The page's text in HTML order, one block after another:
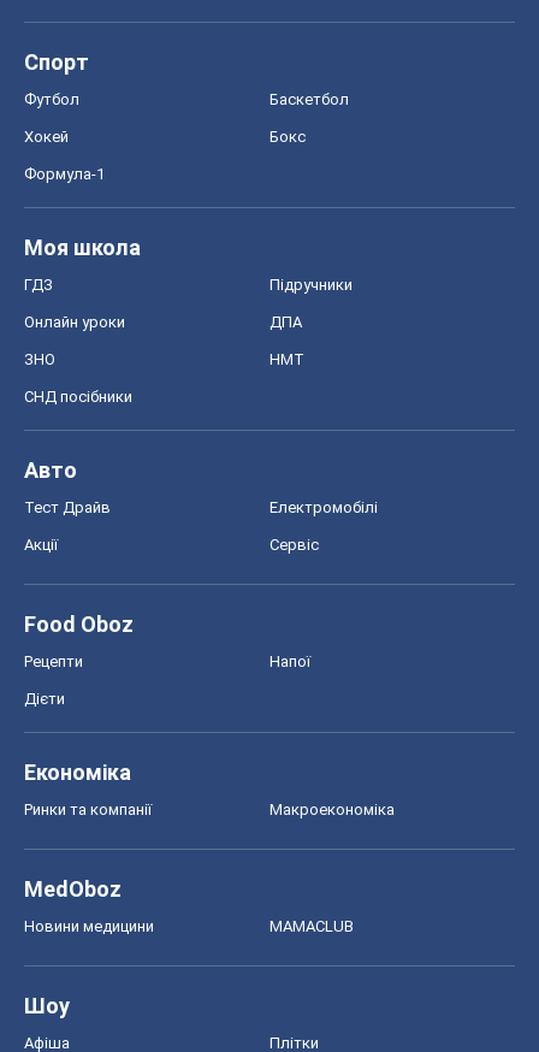
Спорт
Футбол Баскетбол
Хокей Бокс
Формула-1
Моя школа
ГДЗ Підручники
Онлайн уроки ДПА
ЗНО НМТ
СНД посібники
Авто
Тест Драйв Електромобілі
Акції Сервіс
Food Oboz
Рецепти Напої
Дієти
Економіка
Ринки та компанії Макроекономіка
MedOboz
Новини медицини MAMACLUB
Шоу
Афіша Плітки